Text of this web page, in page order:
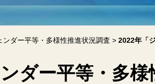
ンダー平等・多様性推進状況調査 2022年「
ダー平等・多